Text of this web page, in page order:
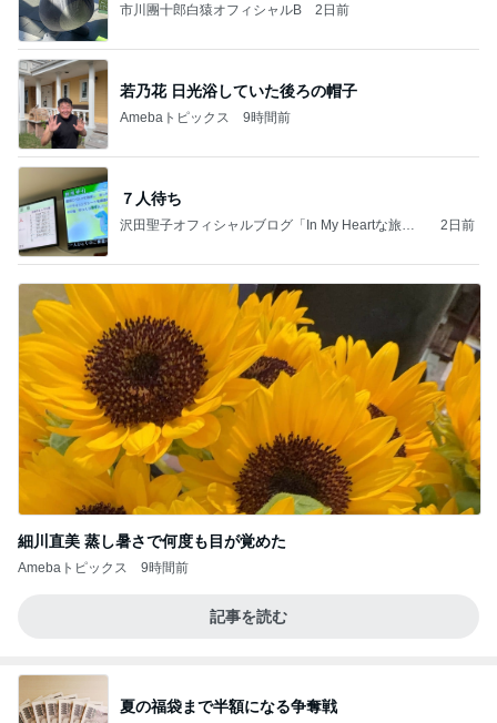
市川團十郎白猿オフィシャルB 2日前
若乃花 日光浴していた後ろの帽子
Amebaトピックス 9時間前
７人待ち
沢田聖子オフィシャルブログ「In My Heartな旅日
2日前
細川直美 蒸し暑さで何度も目が覚めた
Amebaトピックス 9時間前
記事を読む
夏の福袋まで半額になる争奪戦